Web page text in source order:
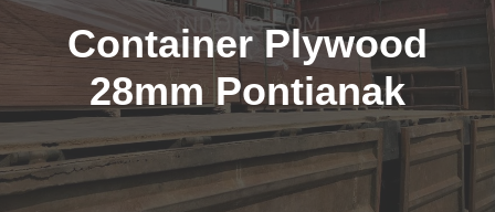
Container Plywood
28mm Pontianak